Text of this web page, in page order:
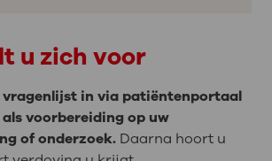
u zich voor
vragenlijst in via patiëntenportaal
voorbereiding op uw
of onderzoek.Daarna hoort u